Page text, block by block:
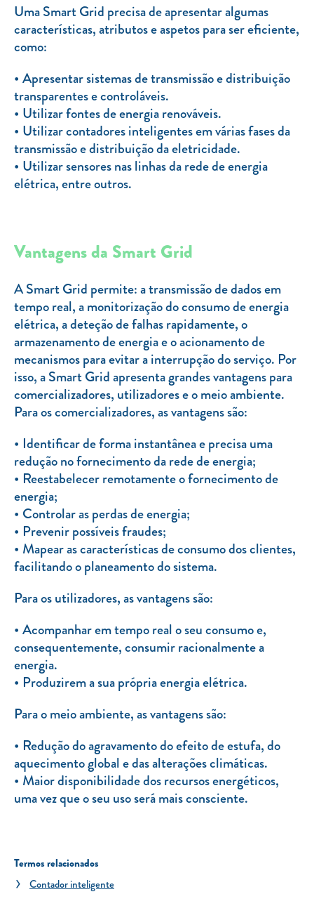
Resolução alternativa de litígios
Uma Smart Grid precisa de apresentar algumas
características, atributos e aspetos para ser eficiente,
como:
Apresentar sistemas de transmissão e distribuição
transparentes e controláveis.
Utilizar fontes de energia renováveis.
Utilizar contadores inteligentes em várias fases da
transmissão e distribuição da eletricidade.
Utilizar sensores nas linhas da rede de energia
elétrica, entre outros.
Vantagens da Smart Grid
A Smart Grid permite: a transmissão de dados em
tempo real, a monitorização do consumo de energia
elétrica, a deteção de falhas rapidamente, o
armazenamento de energia e o acionamento de
mecanismos para evitar a interrupção do serviço. Por
isso, a Smart Grid apresenta grandes vantagens para
comercializadores, utilizadores e o meio ambiente.
Para os comercializadores, as vantagens são:
Identificar de forma instantânea e precisa uma
redução no fornecimento da rede de energia;
Reestabelecer remotamente o fornecimento de
energia;
Controlar as perdas de energia;
Prevenir possíveis fraudes;
Mapear as características de consumo dos clientes,
facilitando o planeamento do sistema.
Para os utilizadores, as vantagens são:
Acompanhar em tempo real o seu consumo e,
consequentemente, consumir racionalmente a
energia.
Produzirem a sua própria energia elétrica.
Para o meio ambiente, as vantagens são:
Redução do agravamento do efeito de estufa, do
aquecimento global e das alterações climáticas.
Maior disponibilidade dos recursos energéticos,
uma vez que o seu uso será mais consciente.
Termos relacionados
Contador inteligente